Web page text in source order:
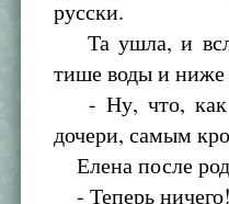
русски.
Та ушла, и
тише воды и ниже
- Ну, что, как
дочери, самым
Елена после
- Теперь